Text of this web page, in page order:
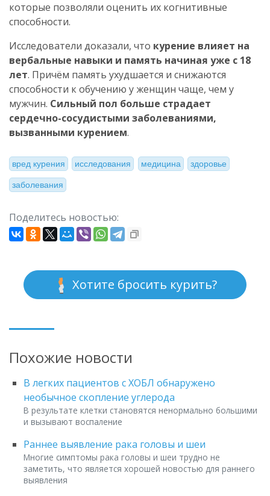
которые позволяли оценить их когнитивные
способности.
Исследователи доказали, что курение влияет на
вербальные навыки и память начиная уже с 18
лет. Причём память ухудшается и снижаются
способности к обучению у женщин чаще, чем у
мужчин. Сильный пол больше страдает
сердечно-сосудистыми заболеваниями,
вызванными курением.
вред курения исследования медицина здоровье
заболевания
Поделитесь новостью:
Хотите бросить курить?
Похожие новости
В легких пациентов с ХОБЛ обнаружено
необычное скопление углерода
В результате клетки становятся ненормально большими
и вызывают воспаление
Раннее выявление рака головы и шеи
Многие симптомы рака головы и шеи трудно не
заметить, что является хорошей новостью для раннего
выявления